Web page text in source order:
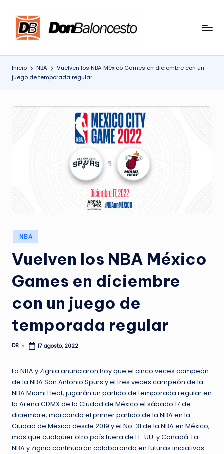
Saltar
Inicio NBA
Vuelven los NBA México Games en diciembre con un
juego de temporada regular
Publicado
en
NBA
Vuelven los NBA México
Games en diciembre
con un juego de
temporada regular
Publicado
DB 17 agosto, 2022
La NBA y Zignia anunciaron hoy que el cinco veces campeón
de la NBA San Antonio Spurs y el tres veces campeón de la
NBA Miami Heat, jugarán un partido de temporada regular en
la Arena CDMX de la Ciudad de México el sábado 17 de
diciembre, marcando el primer partido de la NBA en la
Ciudad de México desde 2019 y el No. 31 de la NBA en México,
más que cualquier otro país fuera de EE. UU. y Canadá. La
NBA y Zignia continuarán colaborando en futuras iniciativas